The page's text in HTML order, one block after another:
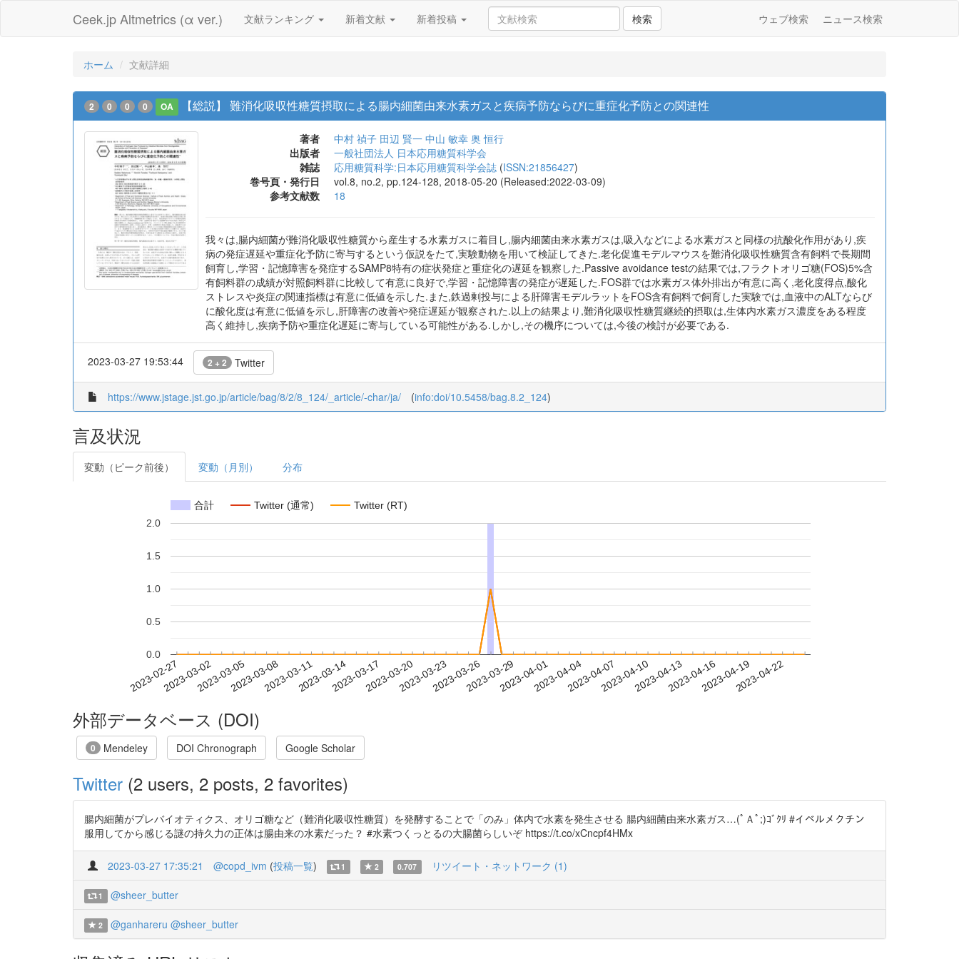
Ceek.jp Altmetrics (α ver.) 文献ランキング 新着文献 新着投稿 検索 ウェブ検索 ニュース検索
ホーム 文献詳細
2 0 0 0 OA 【総説】 難消化吸収性糖質摂取による腸内細菌由来水素ガスと疾病予防ならびに重症化予防との関連性
著者 中村 禎子 田辺 賢一 中山 敏幸 奥 恒行
出版者
一般社団法人 日本応用糖質科学会
雑誌
応用糖質科学:日本応用糖質科学会誌 (ISSN:21856427)
巻号頁・発行日
vol.8, no.2, pp.124-128, 2018-05-20 (Released:2022-03-09)
参考文献数
18
我々は,腸内細菌が難消化吸収性糖質から産生する水素ガスに着目し,腸内細菌由来水素ガスは,吸入などによる水素ガスと同様の抗酸化作用があり,疾
病の発症遅延や重症化予防に寄与するという仮説をたて,実験動物を用いて検証してきた.老化促進モデルマウスを難消化吸収性糖質含有飼料で長期間
飼育し,学習・記憶障害を発症するSAMP8特有の症状発症と重症化の遅延を観察した.Passive avoidance testの結果では,フラクトオリゴ糖(FOS)5%含
有飼料群の成績が対照飼料群に比較して有意に良好で,学習・記憶障害の発症が遅延した.FOS群では水素ガス体外排出が有意に高く,老化度得点,酸化
ストレスや炎症の関連指標は有意に低値を示した.また,鉄過剰投与による肝障害モデルラットをFOS含有飼料で飼育した実験では,血液中のALTならび
に酸化度は有意に低値を示し,肝障害の改善や発症遅延が観察された.以上の結果より,難消化吸収性糖質継続的摂取は,生体内水素ガス濃度をある程度
高く維持し,疾病予防や重症化遅延に寄与している可能性がある.しかし,その機序については,今後の検討が必要である.
2023-03-27 19:53:44 2 + 2 Twitter
https://www.jstage.jst.go.jp/article/bag/8/2/8_124/_article/-char/ja/ (info:doi/10.5458/bag.8.2_124)
言及状況
変動（ピーク前後） 変動（月別） 分布
合計 Twitter (通常) Twitter (RT)
2023-02-272023-03-022023-03-052023-03-082023-03-112023-03-142023-03-172023-03-202023-03-232023-03-262023-03-292023-04-012023-04-042023-04-072023-04-102023-04-132023-04-162023-04-192023-04-22
0.0
0.5
1.0
1.5
2.0
外部データベース (DOI)
0 Mendeley DOI Chronograph Google Scholar
Twitter (2 users, 2 posts, 2 favorites)
腸内細菌がプレバイオティクス、オリゴ糖など（難消化吸収性糖質）を発酵することで「のみ」体内で水素を発生させる 腸内細菌由来水素ガス…(ﾟＡﾟ;)ｺﾞｸﾘ #イベルメクチン
服用してから感じる謎の持久力の正体は腸由来の水素だった？ #水素つくっとるの大腸菌らしいぞ https://t.co/xCncpf4HMx
2023-03-27 17:35:21 @copd_ivm (投稿一覧) 1 2 0.707 リツイート・ネットワーク (1)
1 @sheer_butter
2 @ganhareru @sheer_butter